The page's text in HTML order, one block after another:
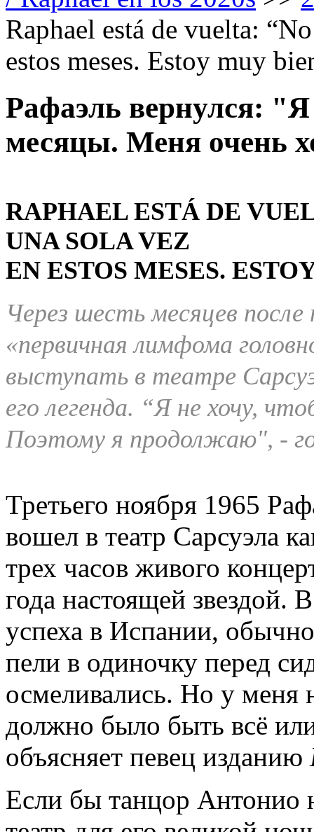
Raphael está de vuelta:
estos meses. Estoy muy
Рафаэль вернулся: "Я
месяцы. Меня очень
RAPHAEL ESTÁ DE
UNA SOLA VEZ
EN ESTOS MESES.
Через шесть месяцев
«первичная лимфома
выступать в театре
его легенда. “Я не хочу,
Поэтому я продолжаю", -
Третьего ноября 1965
вошел в театр Сарсуэла
трех часов живого
года настоящей звездой.
успеха в Испании,
пели в одиночку перед
осмеливались. Но у меня
должно было быть всё
объясняет певец изданию
Если бы танцор Антонио